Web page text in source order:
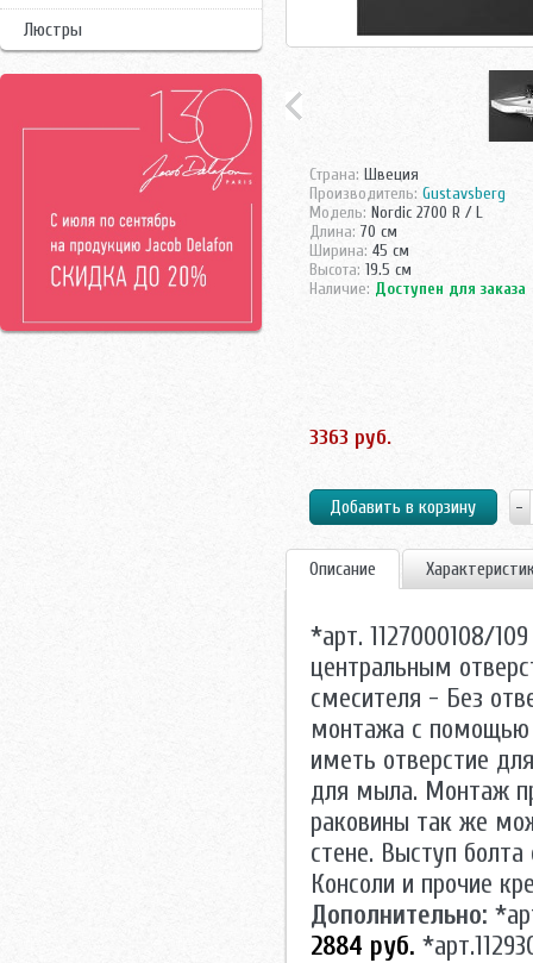
Люстры
Страна: Швеция
Производитель: Gustavsberg
Модель: Nordic 2700 R / L
Длина: 70 см
Ширина: 45 см
Высота: 19.5 см
Наличие: Доступен для заказа
3363 руб.
Описание
*арт. 1127000108/
центральным
смесителя - Без
монтажа с помощью
иметь отверстие
для мыла. Монтаж
раковины так же
стене. Выступ
Консоли и прочие
Дополнительно:
2884 руб.